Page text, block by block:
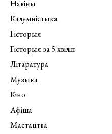
Навіны
Калумністыка
Гісторыя
Гісторыя за 5 хвілін
Літаратура
Музыка
Кіно
Афіша
Мастацтва